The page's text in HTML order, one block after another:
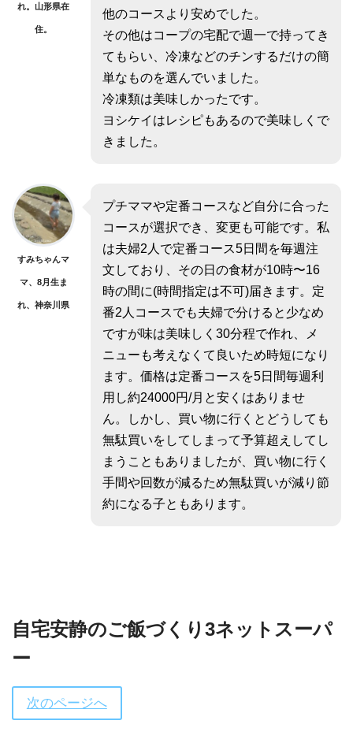
れ。山形県在
住。
他のコースより安めでした。
その他はコープの宅配で週一で持ってき
てもらい、冷凍などのチンするだけの簡
単なものを選んでいました。
冷凍類は美味しかったです。
ヨシケイはレシピもあるので美味しくで
きました。
すみちゃんマ
マ、8月生ま
れ、神奈川県
プチママや定番コースなど自分に合った
コースが選択でき、変更も可能です。私
は夫婦2人で定番コース5日間を毎週注
文しており、その日の食材が10時〜16
時の間に(時間指定は不可)届きます。定
番2人コースでも夫婦で分けると少なめ
ですが味は美味しく30分程で作れ、メ
ニューも考えなくて良いため時短になり
ます。価格は定番コースを5日間毎週利
用し約24000円/月と安くはありませ
ん。しかし、買い物に行くとどうしても
無駄買いをしてしまって予算超えしてし
まうこともありましたが、買い物に行く
手間や回数が減るため無駄買いが減り節
約になる子ともあります。
自宅安静のご飯づくり3ネットスーパ
ー
次のページへ